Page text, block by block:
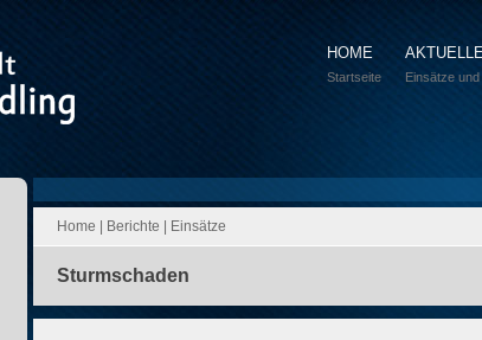
HOME
Startseite Einsätze
Home Berichte Einsätze
Sturmschaden